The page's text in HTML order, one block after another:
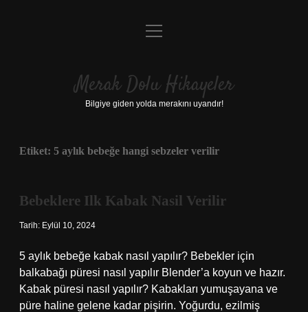
Anasayfa
Yasal Uyarı
menüyü
Merak Dolu Hikayeler
Bilgiye giden yolda merakını uyandır!
Etiket: 5 aylık bebeğe hangi sebzeler verilir
Bebeklere Ilk Kabak Nasil Verilir
Tarih: Eylül 10, 2024
5 aylık bebeğe kabak nasıl yapılır? Bebekler için
balkabağı püresi nasıl yapılır Blender’a koyun ve hazır.
Kabak püresi nasıl yapılır? Kabakları yumuşayana ve
püre haline gelene kadar pişirin. Yoğurdu, ezilmiş